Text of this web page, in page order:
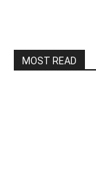
MOST READ